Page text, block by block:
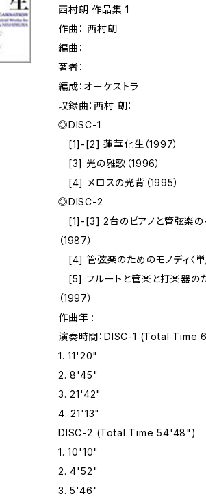
西村朗 作品集 1
作曲： 西村朗
編曲：
著者：
編成：オーケストラ
収録曲：西村 朗：
◎DISC-1
[1]-[2] 蓮華化生（1997）
[3] 光の雅歌（1996）
[4] メロスの光背（1995）
◎DISC-2
[1]-[3] 2台のピアノと管弦楽の
（1987）
[4] 管弦楽のためのモノディ〈単
[5] フルートと管楽と打楽器の
（1997）
作曲年 :
演奏時間：DISC-1 (Total Time
1. 11'20"
2. 8'45"
3. 21'42"
4. 21'13"
DISC-2 (Total Time 54'48")
1. 10'10"
2. 4'52"
3. 5'46"